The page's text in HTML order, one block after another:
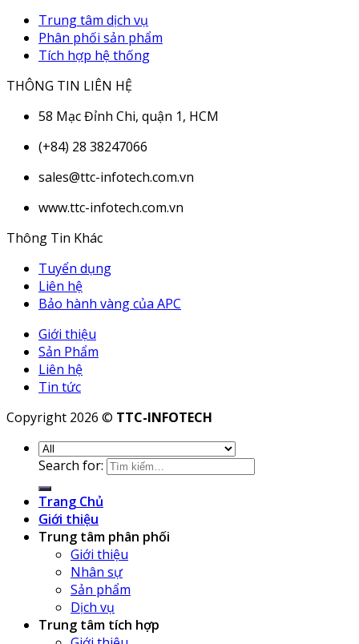
Trung tâm dịch vụ
Phân phối sản phẩm
Tích hợp hệ thống
THÔNG TIN LIÊN HỆ
58 Mạc Đỉnh Chi, quận 1, HCM
(+84) 28 38247066
sales@ttc-infotech.com.vn
www.ttc-infotech.com.vn
Thông Tin Khác
Tuyển dụng
Liên hệ
Bảo hành vàng của APC
Giới thiệu
Sản Phẩm
Liên hệ
Tin tức
Copyright 2026 © TTC-INFOTECH
Search for:
Trang Chủ
Giới thiệu
Trung tâm phân phối
Giới thiệu
Nhân sự
Sản phẩm
Dịch vụ
Trung tâm tích hợp